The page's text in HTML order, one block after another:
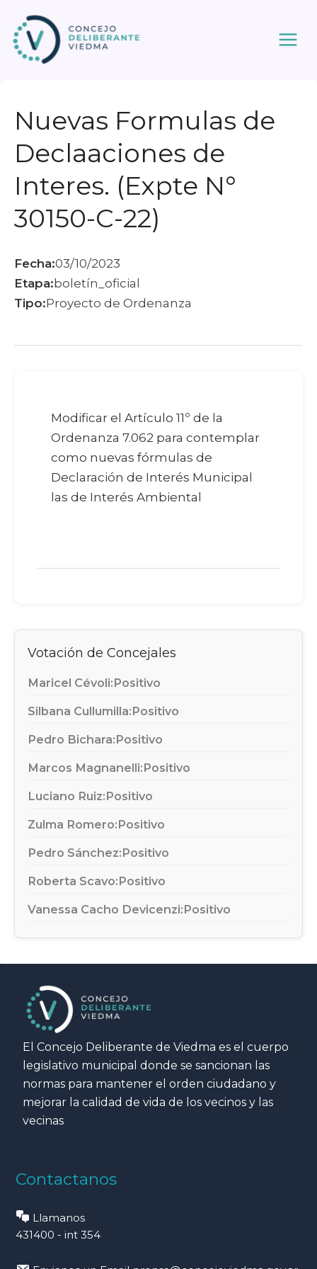
contenido
Nuevas Formulas de
Declaaciones de
Interes. (Expte N°
30150-C-22)
Fecha:03/10/2023
Etapa:boletín_oficial
Tipo:Proyecto de Ordenanza
Modificar el Artículo 11º de la
Ordenanza 7.062 para contemplar
como nuevas fórmulas de
Declaración de Interés Municipal
las de Interés Ambiental
Votación de Concejales
Maricel Cévoli:Positivo
Silbana Cullumilla:Positivo
Pedro Bichara:Positivo
Marcos Magnanelli:Positivo
Luciano Ruiz:Positivo
Zulma Romero:Positivo
Pedro Sánchez:Positivo
Roberta Scavo:Positivo
Vanessa Cacho Devicenzi:Positivo
El Concejo Deliberante de Viedma es el cuerpo
legislativo municipal donde se sancionan las
normas para mantener el orden ciudadano y
mejorar la calidad de vida de los vecinos y las
vecinas
Contactanos
Llamanos
431400 - int 354